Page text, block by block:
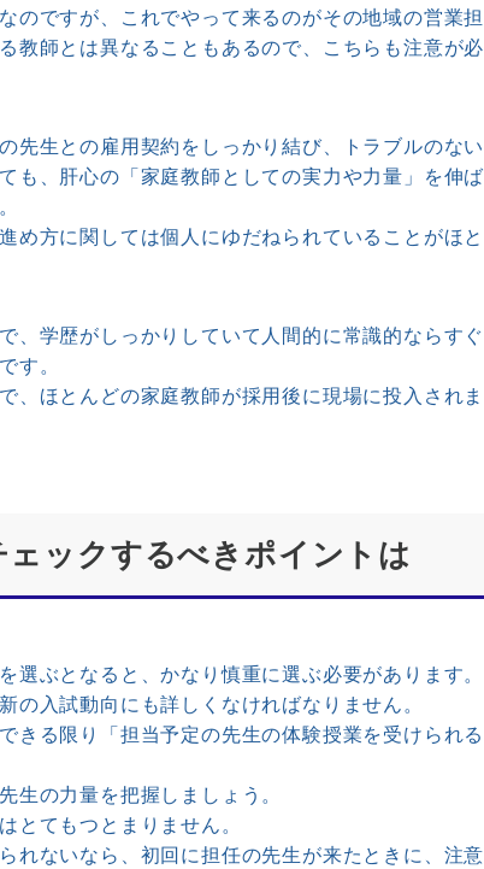
のですが、これでやって来るのがその地域の営業担
教師とは異なることもあるので、こちらも注意が必
生との雇用契約をしっかり結び、トラブルのない
も、肝心の「家庭教師としての実力や力量」を伸ば
め方に関しては個人にゆだねられていることがほと
学歴がしっかりしていて人間的に常識的ならすぐ
す。
、ほとんどの家庭教師が採用後に現場に投入されま
ックするべきポイントは
ぶとなると、かなり慎重に選ぶ必要があります。
入試動向にも詳しくなければなりません。
きる限り「担当予定の先生の体験授業を受けられる
生の力量を把握しましょう。
とてもつとまりません。
れないなら、初回に担任の先生が来たときに、注意